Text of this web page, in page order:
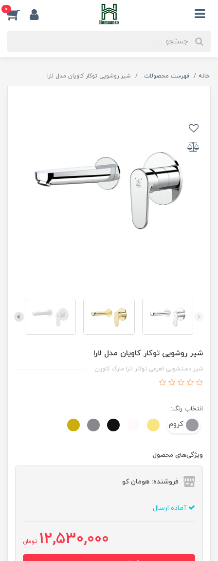
0
خانه فهرست محصولات شیر روشویی توکار کاویان مدل لارا
شیر روشویی توکار کاویان مدل لارا
شیر دستشویی اهرمی توکار لارا مارک کاویان
انتخاب رنگ:
کروم
ویژگی‌های محصول
فروشنده: هومان کو
آماده ارسال
12,530,000 تومان